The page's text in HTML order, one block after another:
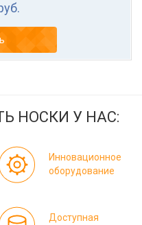
НОСКИ У НАС:
Инновационное
оборудование
Доступная